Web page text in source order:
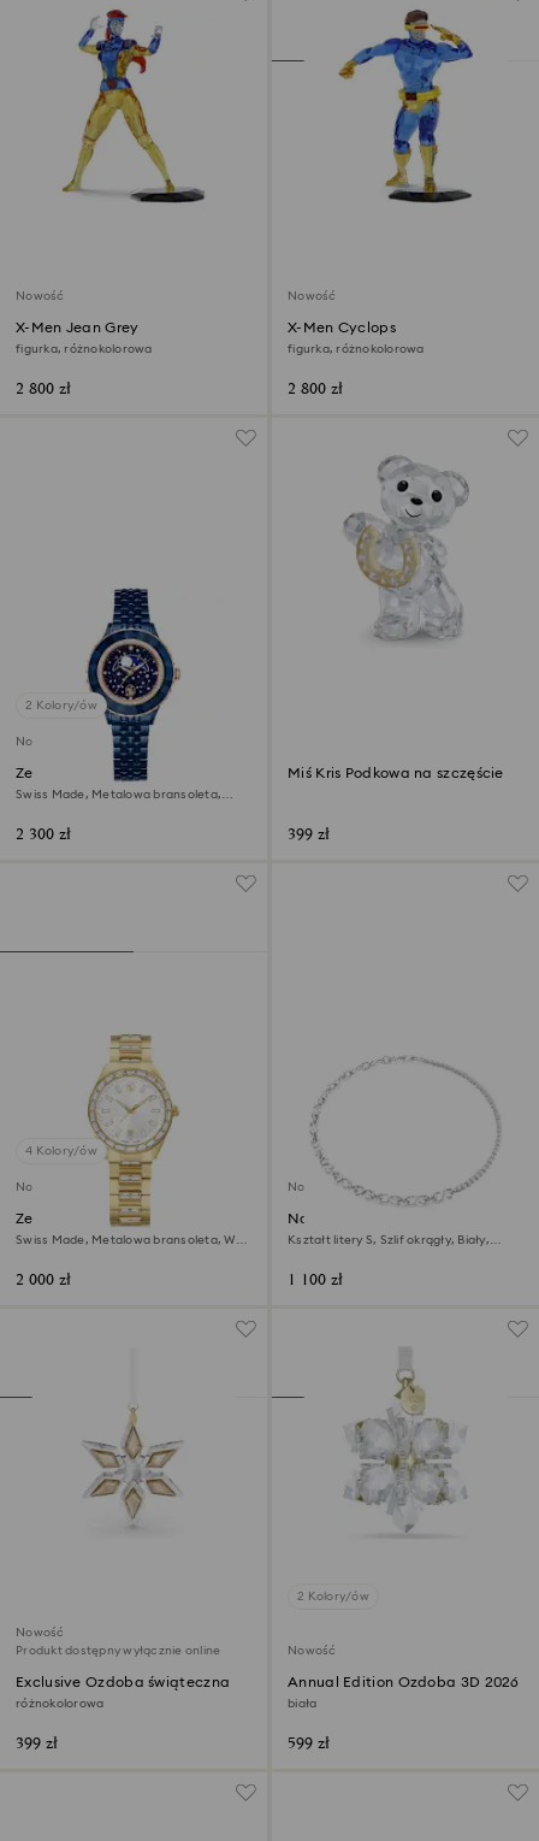
Nowość
X-Men Jean Grey
figurka, różnokolorowa
2 800 zł
Nowość
X-Men Cyclops
figurka, różnokolorowa
2 800 zł
2 Kolory/ów
Nowość
Zegarek Octea moon
Swiss Made, Metalowa bransoleta,
2 300 zł
Miś Kris Podkowa na szczęście
399 zł
4 Kolory/ów
Nowość
Zegarek Matrix date
Swiss Made, Metalowa bransoleta, W
2 000 zł
Nowość
Naszyjnik Matrix
Kształt litery S, Szlif okrągły, Biały,
1 100 zł
Nowość
Produkt dostępny wyłącznie online
Exclusive Ozdoba świąteczna
różnokolorowa
399 zł
2 Kolory/ów
Nowość
Annual Edition Ozdoba 3D 2026
biała
599 zł